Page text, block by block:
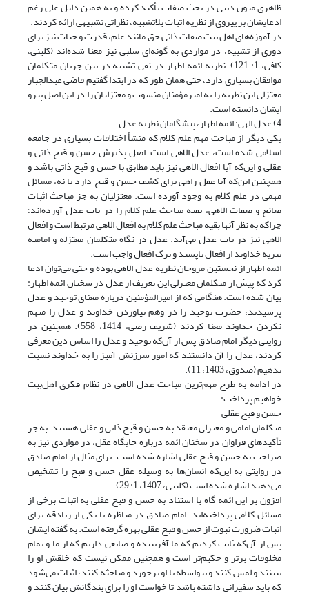
ظاهری متون دینی در بحث صفات تأکید کرده و به همین دلیل علی رغم
ادعایشان بر پیروی از نظریه اثبات بلاتشبیه، نظراتی تشبیهی ارائه کردند.
در آموزه‌های اهل بیت صفات ذاتی حق مانند علم، قدرت و حیات نیز برای
دوری از تشبیه، در مواردی به گونه‌ای سلبی نیز معنا شده‌اند (کلینی،
کافی، 1: 121). ‏نظریه ائمه اطهار در نفی تشبیه در بین جریان متکلمان
موافقان بسیاری دارد، حتی همان طور که در ابتدا گفتیم قاضی عبدالجبار
معتزلی این نظریه را به امیرمؤمنان منسوب و معتزلیان را در این اصل پیرو
ایشان دانسته است.
4) عدل الهی: ائمه اطهار، پیشگامان نظریه عدل
یکی دیگر از مباحث مهم علم کلام که منشأ اختلافات بسیاری در جامعه
اسلامی شده است، عدل الاهی است. اصل پذیرش حسن و قبح ذاتی و
عقلی و این‌که آیا افعال الاهی نیز باید مطابق با حسن و قبح ذاتی باشد و
همچنین این‌که آیا عقل راهی برای کشف حسن و قبح دارد یا نه، مسائل
مهمی در علم کلام به وجود آورده است. معتزلیان به جز مباحث اثبات
صانع و صفات الاهی، بقیه مباحث علم کلام را در باب عدل آورده‌اند؛
چراکه به نظر آنها بقیه مباحث علم کلام به افعال الاهی مرتبط است و افعال
الاهی نیز در باب عدل می‌آید. عدل در نگاه متکلمان معتزله و امامیه
تنزیه خداوند از افعال ناپسند و ترک افعال واجب است.
ائمه اطهار از نخستین مروجان نظریه عدل الاهی بوده و حتی می‌توان ادعا
کرد که پیش از متکلمان معتزلی این تعریف از عدل در سخنان ائمه اطهار:
بیان شده است. هنگامی که از امیرالمؤمنین درباره معنای توحید و عدل
پرسیدند، حضرت توحید را در وهم نیاوردن خداوند و عدل را متهم
نکردن خداوند معنا کردند (شریف رضی، 1414، 558). همچنین در
روایتی دیگر امام صادق پس از آن‌که توحید و عدل را اساس دین معرفی
کردند، عدل را آن دانستند که امور سرزنش آمیز را به خداوند نسبت
ندهیم (صدوق، 1403، 11).
در ادامه به طرح مهم‌ترین مباحث عدل الاهی در نظام فکری اهل‌بیت
خواهیم پرداخت:
حسن و قبح عقلی
متکلمان امامی و معتزلی معتقد به حسن و قبح ذاتی و عقلی هستند. به جز
تأکیدهای فراوان در سخنان ائمه درباره جایگاه عقل، در مواردی نیز به
صراحت به حسن و قبح عقلی اشاره شده است. برای مثال از امام صادق
در روایتی به این‌که انسان‌ها به وسیله عقل حسن و قبح را تشخیص
می‌دهند اشاره شده است (کلینی، 1407، 1: 29).
افزون بر این ائمه گاه با استناد به حسن و قبح عقلی به اثبات برخی از
مسائل کلامی پرداخته‌اند. امام صادق در مناظره با یکی از زنادقه برای
اثبات ضرورت نبوت از حسن و قبح عقلی بهره گرفته است. به گفته ایشان
پس از آن‌که ثابت کردیم که ما آفریننده و صانعى داریم که از ما و تمام
مخلوقات برتر و حکیم‌تر است و همچنین ممکن نیست که خلقش او را
ببینند و لمس کنند و بى‏واسطه با او برخورد و مباحثه کنند، اثبات می‌شود
که باید سفیرانی داشته باشد تا خواست او را براى بندگانش بیان کنند و